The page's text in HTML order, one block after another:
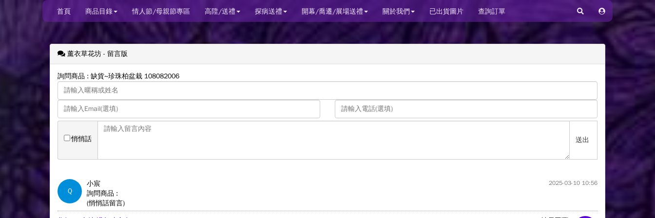
首頁 商品目錄 情人節/母親節專區 高陞/送禮 探病送禮 開幕/喬遷/展場送禮 關於我們 已出貨圖片 查詢訂單
薰衣草花坊 - 留言版
詢問商品 : 缺貨~珍珠柏盆栽 108082006
悄悄話 送出
Q
小宸 2025-03-10 10:56
詢問商品 :
(悄悄話留言)